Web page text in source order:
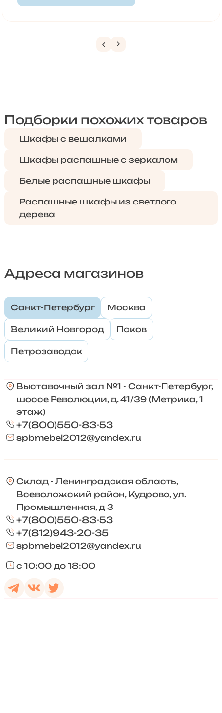
Подборки похожих товаров
Шкафы с вешалками
Шкафы распашные с зеркалом
Белые распашные шкафы
Распашные шкафы из светлого
дерева
Адреса магазинов
Санкт-Петербург Москва
Великий Новгород Псков
Петрозаводск
Выставочный зал №1 - Санкт-Петербург,
шоссе Революции, д. 41/39 (Метрика, 1
этаж)
+7(800)550-83-53
spbmebel2012@yandex.ru
Склад - Ленинградская область,
Всеволожский район, Кудрово, ул.
Промышленная, д 3
+7(800)550-83-53
+7(812)943-20-35
spbmebel2012@yandex.ru
с 10:00 до 18:00